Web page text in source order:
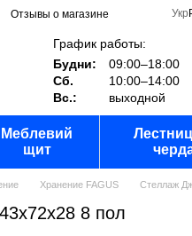
Отзывы о магазине Укр
График работы:
Будни:
09:00–18:00
Сб.
10:00–14:00
Вс.:
выходной
Меблевий
щит
Хранение FAGUS Стеллаж
8 пол